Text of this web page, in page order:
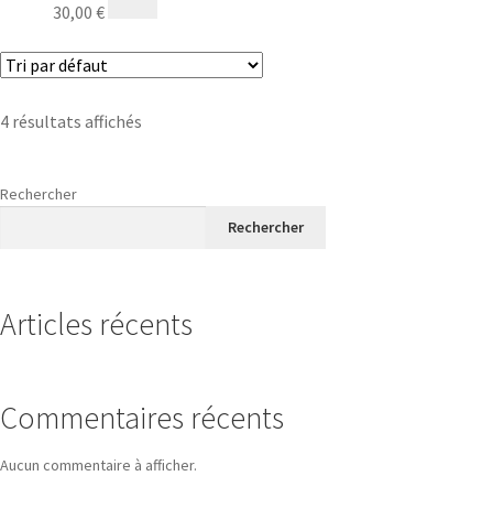
30,00 €
4 résultats affichés
Rechercher
Rechercher
Articles récents
Commentaires récents
Aucun commentaire à afficher.